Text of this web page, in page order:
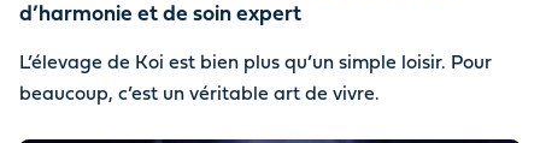
d’harmonie et de soin expert
L’élevage de Koi est bien plus qu’un simple loisir. Pour
beaucoup, c’est un véritable art de vivre.